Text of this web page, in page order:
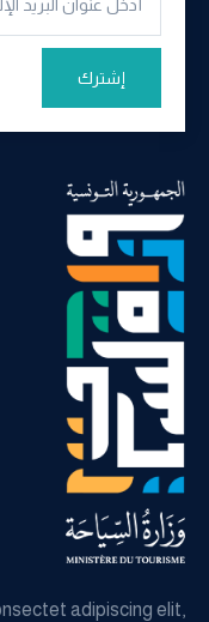
إشترك
adipiscing elit,